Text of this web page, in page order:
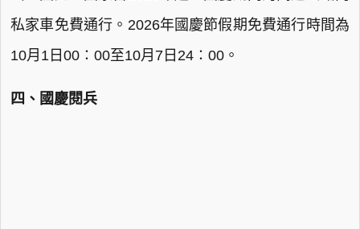
私家車免費通行。2026年國慶節假期免費通行時間為
10月1日00∶00至10月7日24∶00。
四、國慶閱兵